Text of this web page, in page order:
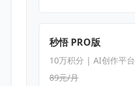
秒悟 PRO版
10万积分 | AI创作平台
89元/月